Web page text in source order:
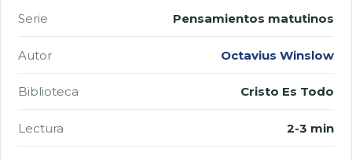
Serie Pensamientos matutinos
Autor Octavius Winslow
Biblioteca Cristo Es Todo
Lectura 2-3 min